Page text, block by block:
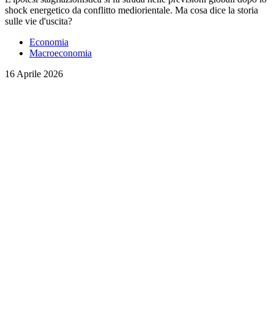
shock energetico da conflitto mediorientale. Ma cosa dice la storia
sulle vie d'uscita?
Economia
Macroeconomia
16 Aprile 2026